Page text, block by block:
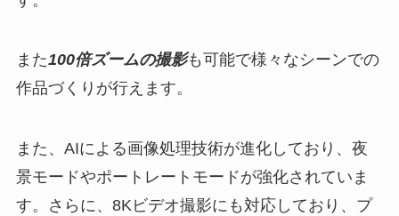
また100倍ズームの撮影も可能で様々なシーンでの
作品づくりが行えます。
また、AIによる画像処理技術が進化しており、夜
景モードやポートレートモードが強化されていま
す。さらに、8Kビデオ撮影にも対応しており、プ